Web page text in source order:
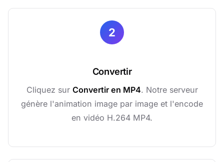
2
Convertir
Cliquez sur Convertir en MP4. Notre serveur
génère l'animation image par image et l'encode
en vidéo H.264 MP4.